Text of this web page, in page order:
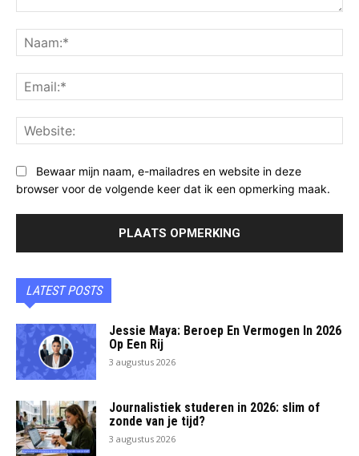
Bewaar mijn naam, e-mailadres en website in deze
browser voor de volgende keer dat ik een opmerking maak.
LATEST POSTS
Jessie Maya: Beroep En Vermogen In 2026
Op Een Rij
3 augustus 2026
Journalistiek studeren in 2026: slim of
zonde van je tijd?
3 augustus 2026